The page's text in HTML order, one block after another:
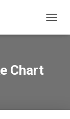
O
I
Chart